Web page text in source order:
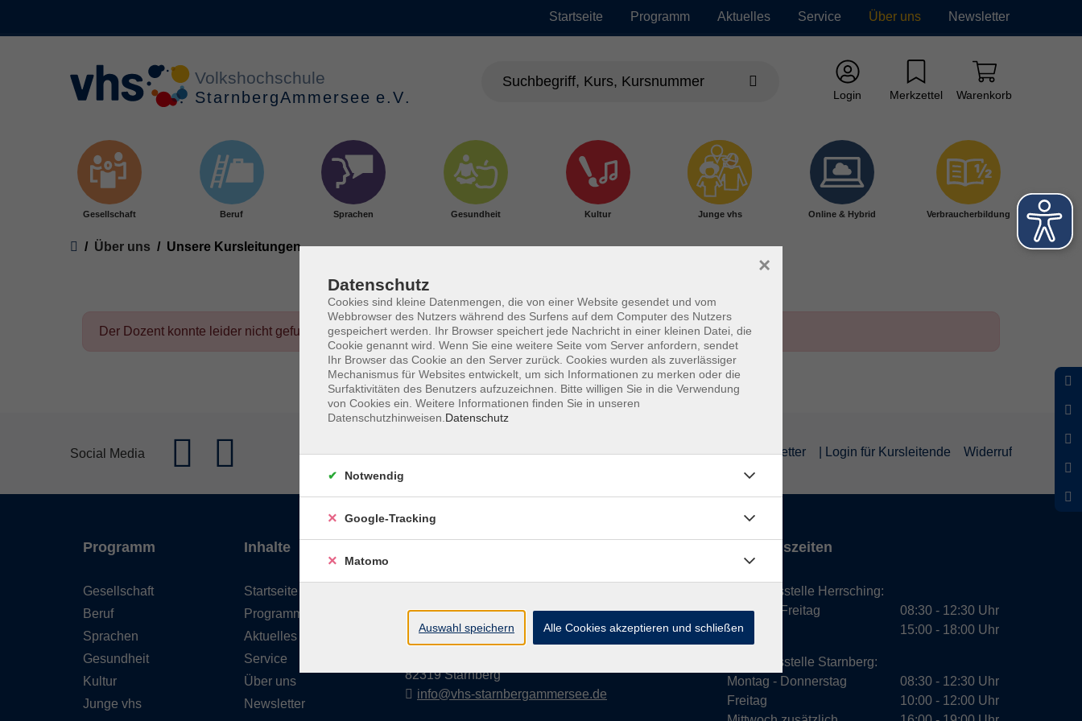
Startseite Programm Aktuelles Service Über uns Newsletter
Login Merkzettel Warenkorb
Gesellschaft Beruf Sprachen Gesundheit Kultur Junge vhs Online & Hybrid Verbraucherbildung
You are here:
Über uns Unsere Kursleitungen
Der Dozent konnte leider nicht gefunden werden
Social Media AGB Datenschutzerklärung Impressum Newsletter | Login für Kursleitende Widerruf
Programm
Gesellschaft
Beruf
Sprachen
Gesundheit
Kultur
Junge vhs
Inhalte
Startseite
Programm
Aktuelles
Service
Über uns
Newsletter
08151 9731210
82319 Starnberg
info@vhs-starnbergammersee.de
Öffnungszeiten
Geschäftsstelle Herrsching:
Montag - Freitag
Dienstag
08:30 - 12:30 Uhr
15:00 - 18:00 Uhr
Geschäftsstelle Starnberg:
Montag - Donnerstag
Freitag
08:30 - 12:30 Uhr
10:00 - 12:00 Uhr
Datenschutz
Cookies sind kleine Datenmengen, die von einer Website gesendet und vom
Webbrowser des Nutzers während des Surfens auf dem Computer des Nutzers
gespeichert werden. Ihr Browser speichert jede Nachricht in einer kleinen Datei, die
Cookie genannt wird. Wenn Sie eine weitere Seite vom Server anfordern, sendet
Ihr Browser das Cookie an den Server zurück. Cookies wurden als zuverlässiger
Mechanismus für Websites entwickelt, um sich Informationen zu merken oder die
Surfaktivitäten des Benutzers aufzuzeichnen. Bitte willigen Sie in die Verwendung
von Cookies ein. Weitere Informationen finden Sie in unseren
Datenschutzhinweisen. Datenschutz
×
Notwendig
Google-Tracking
Matomo
Auswahl speichern Alle Cookies akzeptieren und schließen